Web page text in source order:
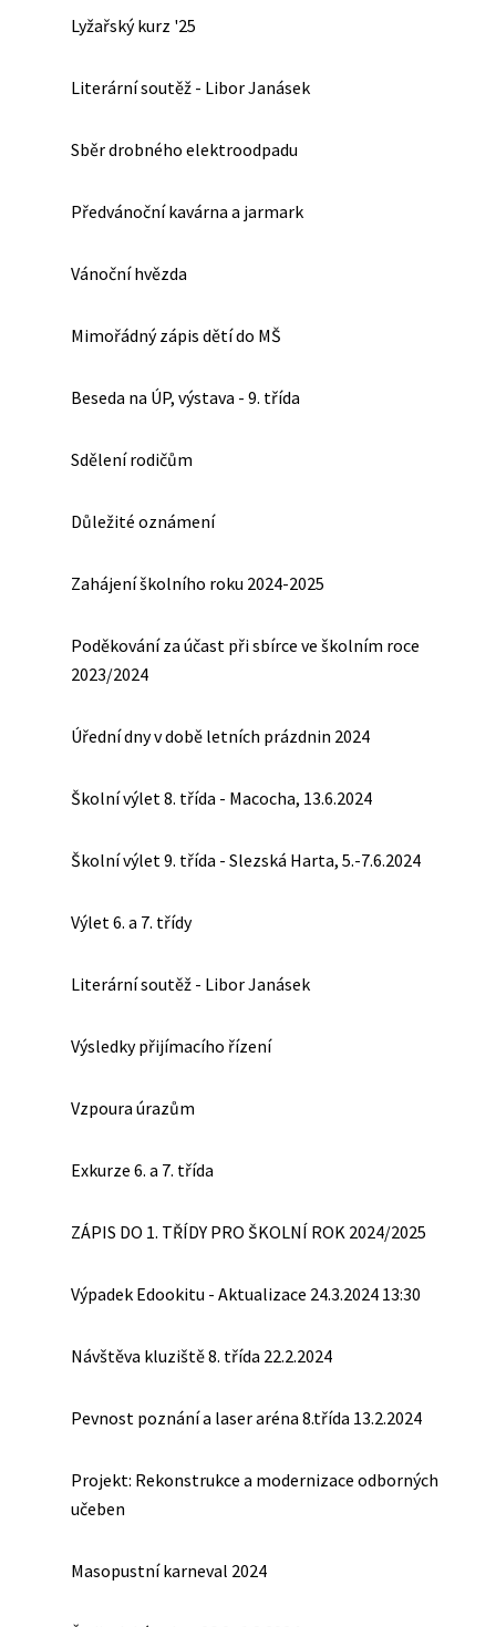
Lyžařský kurz '25
Literární soutěž - Libor Janásek
Sběr drobného elektroodpadu
Předvánoční kavárna a jarmark
Vánoční hvězda
Mimořádný zápis dětí do MŠ
Beseda na ÚP, výstava - 9. třída
Sdělení rodičům
Důležité oznámení
Zahájení školního roku 2024-2025
Poděkování za účast při sbírce ve školním roce
2023/2024
Úřední dny v době letních prázdnin 2024
Školní výlet 8. třída - Macocha, 13.6.2024
Školní výlet 9. třída - Slezská Harta, 5.-7.6.2024
Výlet 6. a 7. třídy
Literární soutěž - Libor Janásek
Výsledky přijímacího řízení
Vzpoura úrazům
Exkurze 6. a 7. třída
ZÁPIS DO 1. TŘÍDY PRO ŠKOLNÍ ROK 2024/2025
Výpadek Edookitu - Aktualizace 24.3.2024 13:30
Návštěva kluziště 8. třída 22.2.2024
Pevnost poznání a laser aréna 8.třída 13.2.2024
Projekt: Rekonstrukce a modernizace odborných
učeben
Masopustní karneval 2024